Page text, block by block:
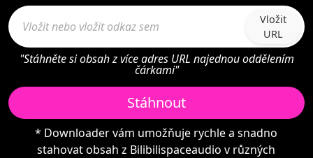
Vložit
URL
"Stáhněte si obsah z více adres URL najednou oddělením
čárkami"
Stáhnout
* Downloader vám umožňuje rychle a snadno
stahovat obsah z Bilibilispaceaudio v různých